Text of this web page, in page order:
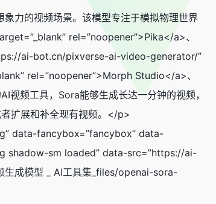
力的视频场景。该模型专注于模拟物理世界
rel=”noopener”>Pika</a>、
ai-bot.cn/pixverse-ai-video-generator/”
rel=”noopener”>Morph Studio</a>、
频工具，Sora能够生成长达一分钟的视频，
扩展和补全现有视频。</p>
data-fancybox=”fancybox” data-
shadow-sm loaded” data-src=”https://ai-
成模型 _ AI工具集_files/openai-sora-